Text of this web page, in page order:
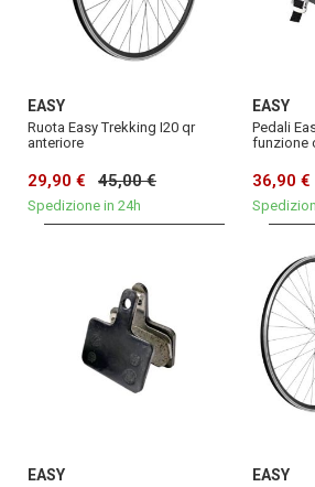
EASY
Ruota Easy Trekking I20 qr
anteriore
29,90 € 45,00 €
Spedizione in 24h
EASY
Pedali
funzione
36,90 €
EASY EASY